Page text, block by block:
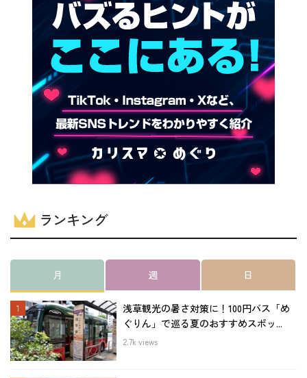
ランキング
月 週 日
浅草観光の暑さ対策に！100円バス「め
ぐりん」で巡る夏のおすすめスポッ...
2.7k views